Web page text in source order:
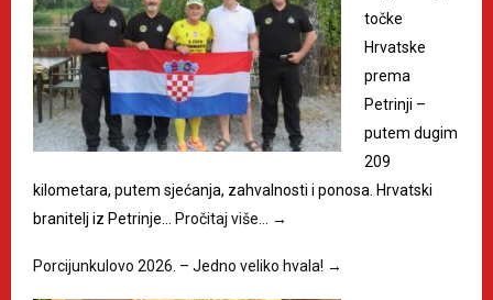
točke
Hrvatske
prema
Petrinji –
putem dugim
209
kilometara, putem sjećanja, zahvalnosti i ponosa. Hrvatski
branitelj iz Petrinje…
Pročitaj više… →
Porcijunkulovo 2026. – Jedno veliko hvala! →